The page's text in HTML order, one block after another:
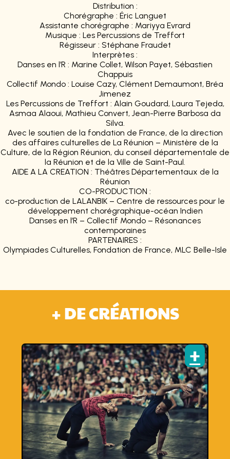
Distribution :
Chorégraphe : Éric Languet
Assistante chorégraphe : Mariyya Evrard
Musique : Les Percussions de Treffort
Régisseur: Stéphane Fraudet
Interprètes :
Danses en l’R : Marine Collet, Wilson Payet, Sébastien
Chappuis
Collectif Mondo : Louise Cazy, Clément Demaumont, Bréa
Jimenez
Les Percussions de Treffort : Alain Goudard, Laura Tejeda,
Asmaa Alaoui, Mathieu Convert, Jean-Pierre Barbosa da
Silva.
Avec le soutien de la fondation de France, de la direction
des affaires culturelles de La Réunion – Ministère de la
Culture, de la Région Réunion, du conseil départementale de
la Réunion et de la Ville de Saint-Paul.
AIDE A LA CREATION : Théâtres Départementaux de la
Réunion
CO-PRODUCTION :
co-production de LALANBIK – Centre de ressources pour le
développement chorégraphique-océan Indien
Danses en l’R – Collectif Mondo – Résonances
contemporaines
PARTENAIRES :
Olympiades Culturelles, Fondation de France, MLC Belle-Isle
+ DE CRÉATIONS
+